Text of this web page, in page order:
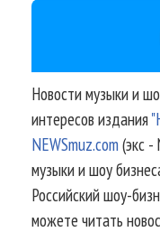
Новости музыки и
интересов издания
NEWSmuz.com(экс -
музыки и шоу
Российский шоу-
можете читать